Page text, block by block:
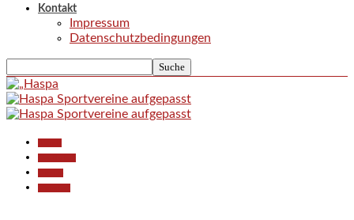
Kontakt
Impressum
Datenschutzbedingungen